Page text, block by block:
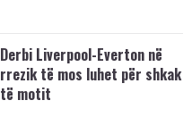
Derbi Liverpool-Everton në
rrezik të mos luhet për shkak
të motit